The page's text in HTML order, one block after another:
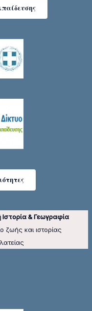
& Γεωγραφία
ζωής και ιστορίας